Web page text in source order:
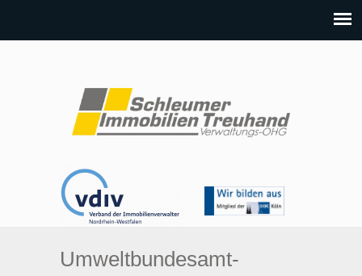
Umweltbundesamt-